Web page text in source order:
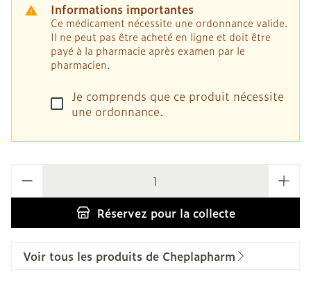
Informations importantes
Ce médicament nécessite une ordonnance valide.
Il ne peut pas être acheté en ligne et doit être
payé à la pharmacie après examen par le
pharmacien.
Je comprends que ce produit nécessite
une ordonnance.
Réservezpour la collecte
Voir tous les produits de Cheplapharm